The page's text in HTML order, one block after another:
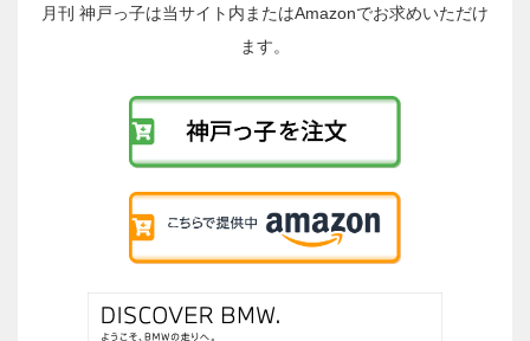
稿
月刊 神戸っ子は当サイト内またはAmazonでお求めいただけ
ます。